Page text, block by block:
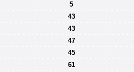
5
43
43
47
45
61